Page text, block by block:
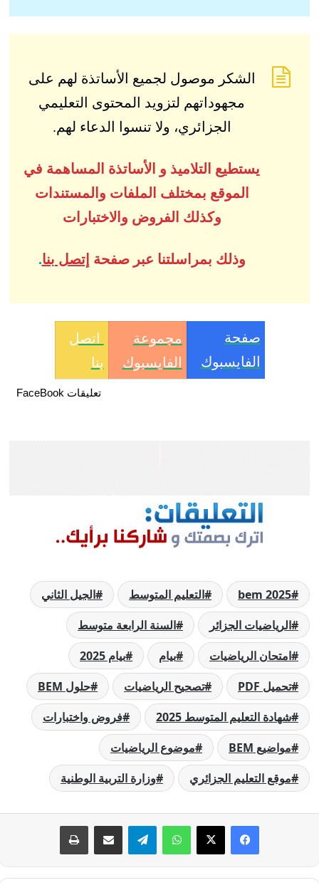
الشكر موصول لجميع الأساتذة لهم على
مجهوداتهم لتزويد المحتوى التعليمي
الجزائري، ولا تنسوا الدعاء لهم.
يستطيع التلاميذ و الأساتذة المساهمة في
الموقع بمختلف الملفات والمستندات
وكذلك الفروض والاختبارات
وذلك بمراسلتنا عبر صفحة إتصل بنا.
صفحة
الفايسبوك
مجموعة
الفايسبوك
اتصل
بنا
تعليقات FaceBook
bem 2025 التعليم المتوسط
الجيل الثاني
الرياضيات الجزائر
السنة الرابعة متوسط
امتحان الرياضيات
بيام
بيام 2025
تحميل PDF
تصحيح الرياضيات
حلول BEM
شهادة التعليم المتوسط 2025
فروض واختبارات
مواضيع BEM
موضوع الرياضيات
موقع التعليم الجزائري
وزارة التربية الوطنية
فيسبوك
‫X واتسابتيلقراممشاركة عبر البريد طباعة